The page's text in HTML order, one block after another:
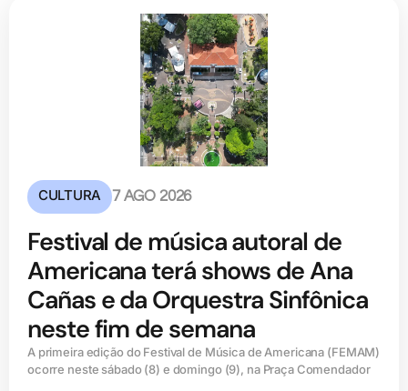
CULTURA 7 AGO 2026
Festival de música autoral de
Americana terá shows de Ana
Cañas e da Orquestra Sinfônica
neste fim de semana
A primeira edição do Festival de Música de Americana (FEMAM)
ocorre neste sábado (8) e domingo (9), na Praça Comendador